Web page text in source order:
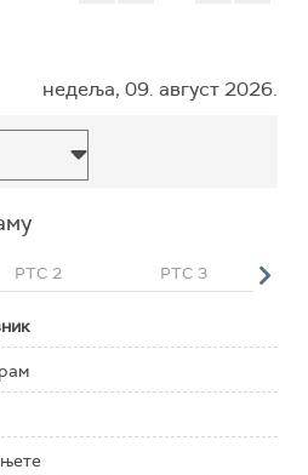
недеља, 09. август 2026.
РТС 2 РТС 3